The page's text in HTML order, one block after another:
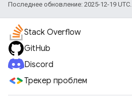
Последнее обновление: 2025-12-19 UTC.
Stack Overflow
GitHub
Discord
Трекер проблем